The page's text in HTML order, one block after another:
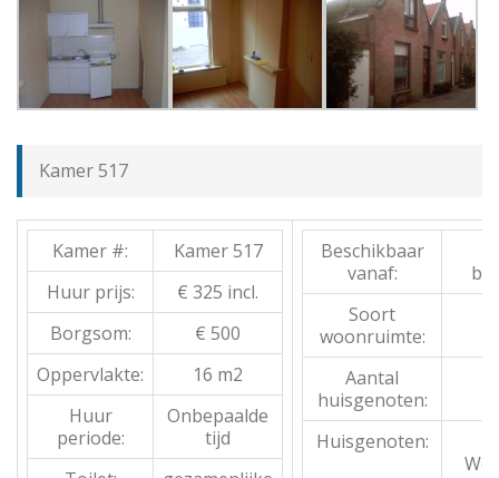
Kamer 517
Kamer #:
Kamer 517
Huur prijs:
€ 325 incl.
Borgsom:
€ 500
Oppervlakte:
16 m2
Huur
periode:
Onbepaalde
tijd
Beschikbaar
vanaf:
Soort
woonruimte:
Aantal
huisgenoten:
Huisgenoten: